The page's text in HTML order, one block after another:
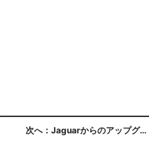
次へ：Jaguarからのアップグ…